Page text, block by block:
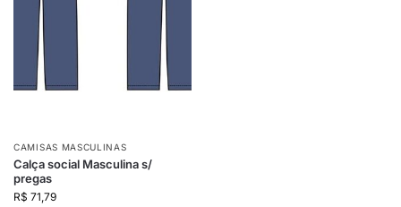
CAMISAS MASCULINAS
Calça social Masculina s/
pregas
R$ 71,79